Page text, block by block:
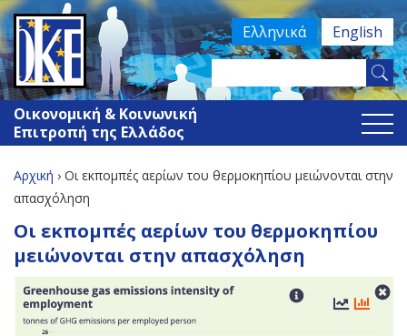
Jump
to
navigation
Οικονομική & Κοινωνική
Επιτροπή της Ελλάδος
Ελληνικά English
Φόρμα
this
Είστε
εδώ
Αρχική › Οι εκπομπές αερίων του θερμοκηπίου μειώνονται στην
απασχόληση
Back
to
top
Οι εκπομπές αερίων του θερμοκηπίου
μειώνονται στην απασχόληση